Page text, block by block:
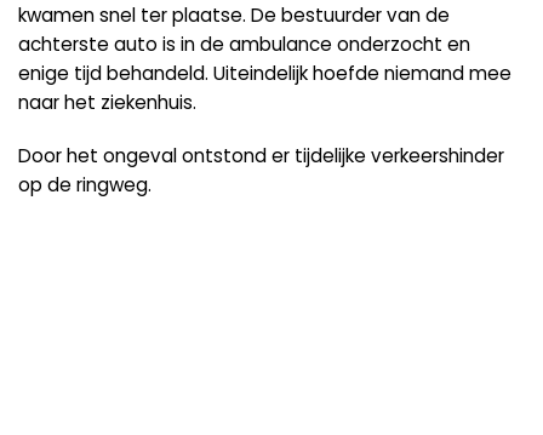
kwamen snel ter plaatse. De bestuurder van de
achterste auto is in de ambulance onderzocht en
enige tijd behandeld. Uiteindelijk hoefde niemand mee
naar het ziekenhuis.
Door het ongeval ontstond er tijdelijke verkeershinder
op de ringweg.